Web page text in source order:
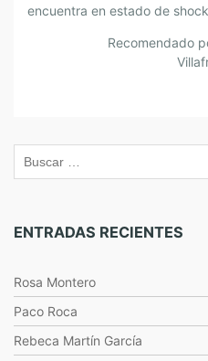
encuentra en estado de
Recomendado
ENTRADAS RECIENTES
Rosa Montero
Paco Roca
Rebeca Martín García